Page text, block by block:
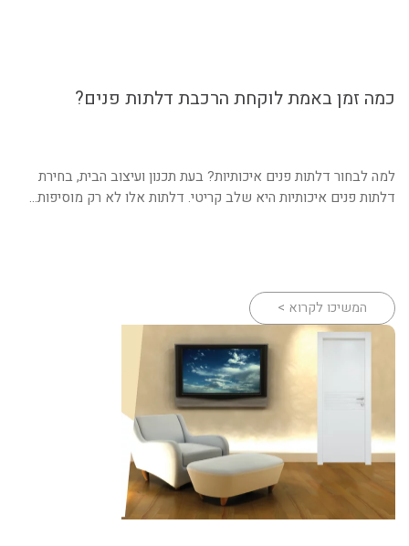
כמה זמן באמת לוקחת הרכבת דלתות פנים?
למה לבחור דלתות פנים איכותיות? בעת תכנון ועיצוב הבית, בחירת
דלתות פנים איכותיות היא שלב קריטי. דלתות אלו לא רק מוסיפות...
המשיכו לקרוא >